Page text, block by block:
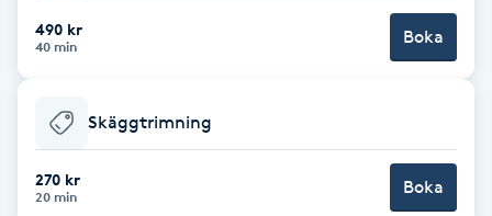
Coachning
490 kr
40 min Boka
Skäggtrimning
270 kr
20 min Boka